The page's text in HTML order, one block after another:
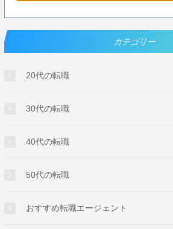
カテゴリー
20代の転職
30代の転職
40代の転職
50代の転職
おすすめ転職エージェント